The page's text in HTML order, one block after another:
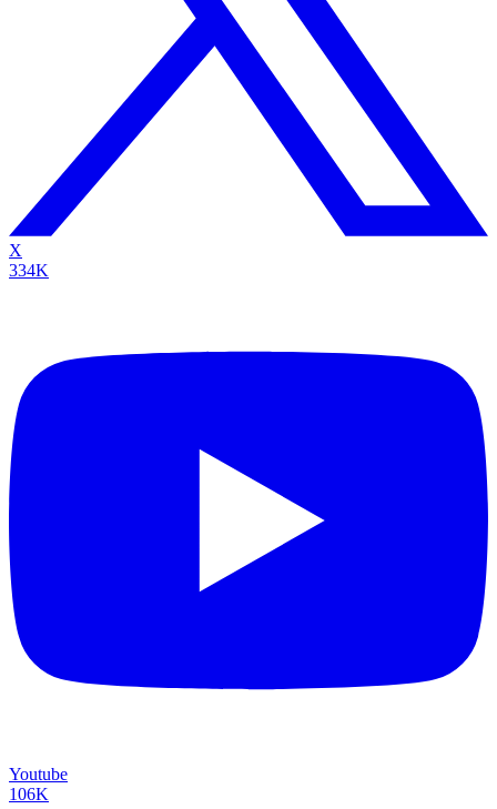
X
334K
Youtube
106K